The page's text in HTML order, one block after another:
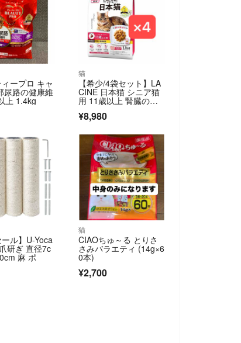
ープロ キャ
尿路の健康維
上 1.4kg
猫
【希少/4袋セット】LA
CINE 日本猫 シニア猫
用 11歳以上 腎臓の健
康維持 1.1kg×4個
¥8,980
ール】U-Yoca
研ぎ 直径7c
麻 ポ
猫
CIAOちゅ～る とりさ
さみバラエティ (14g×6
0本)
¥2,700